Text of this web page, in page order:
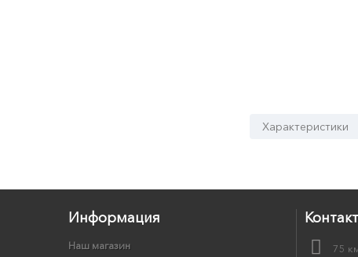
Характеристики
Информация
Наш магазин
75